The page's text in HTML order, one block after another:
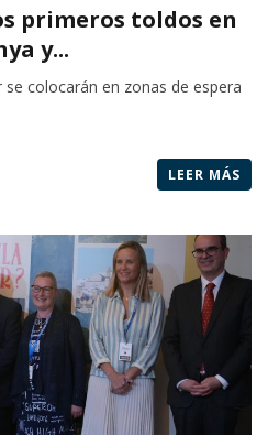
primeros toldos en
y...
colocarán en zonas de espera
LEER MÁS